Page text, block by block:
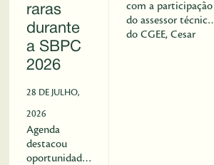
raras
durante
a SBPC
2026
28 DE JULHO,
2026
Agenda
destacou
oportunidades
com a participação
do assessor técnico
do CGEE, Cesar